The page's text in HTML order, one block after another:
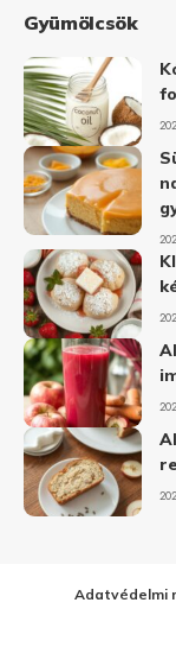
Gyümölcsök
Adatvédelmi